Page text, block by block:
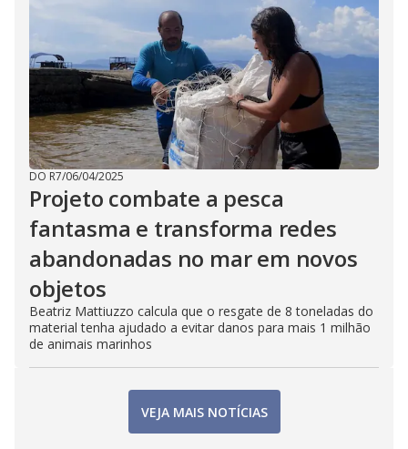
DO R7/06/04/2025
Projeto combate a pesca
fantasma e transforma redes
abandonadas no mar em novos
objetos
Beatriz Mattiuzzo calcula que o resgate de 8 toneladas do
material tenha ajudado a evitar danos para mais 1 milhão
de animais marinhos
VEJA MAIS NOTÍCIAS